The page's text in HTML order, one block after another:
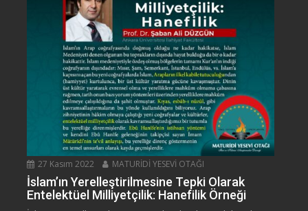
27 Kasım 2022 MATURİDİ YESEVİ OTAĞI
İslam’ın Yerelleştirilmesine Tepki Olarak
Entelektüel Milliyetçilik: Hanefilik Örneği